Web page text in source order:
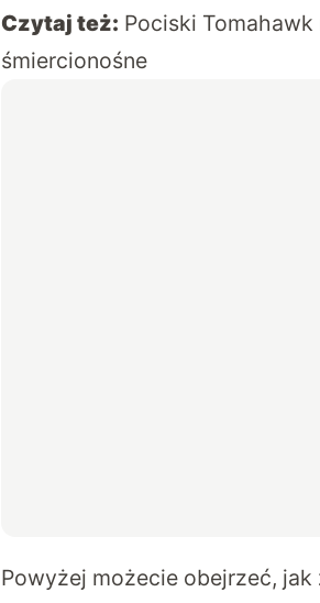
Czytaj też: Pociski Tomahawk
śmiercionośne
Powyżej możecie obejrzeć,